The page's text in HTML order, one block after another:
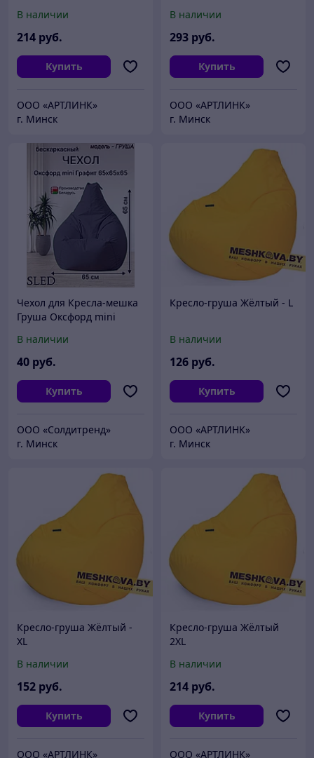
В наличии
214 руб.
Купить
ООО «АРТЛИНК»
г. Минск
В наличии
293 руб.
Купить
ООО «АРТЛИНК»
г. Минск
Чехол для Кресла-мешка
Груша Оксфорд mini
В наличии
40 руб.
Купить
ООО «Солдитренд»
г. Минск
Кресло-груша Жёлтый - L
В наличии
126 руб.
Купить
ООО «АРТЛИНК»
г. Минск
Кресло-груша Жёлтый -
XL
В наличии
152 руб.
Купить
ООО «АРТЛИНК»
Кресло-груша Жёлтый
2XL
В наличии
214 руб.
Купить
ООО «АРТЛИНК»